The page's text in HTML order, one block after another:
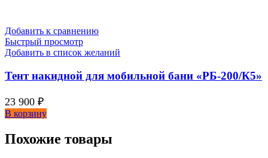
Добавить к сравнению
Быстрый просмотр
Добавить в список желаний
Тент накидной для мобильной бани «РБ-200/К5»
23 900 ₽
В корзину
Похожие товары